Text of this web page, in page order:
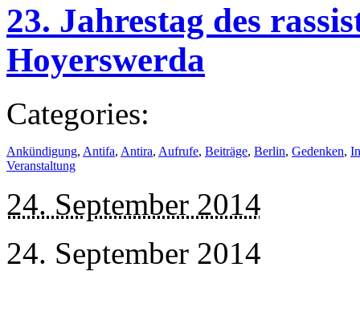
23. Jahrestag des
Hoyerswerda
Categories:
Ankündigung, Antifa, Antira, Aufrufe, Beiträge, Berlin, Gedenken,
Veranstaltung
24. September 2014
24. September 2014